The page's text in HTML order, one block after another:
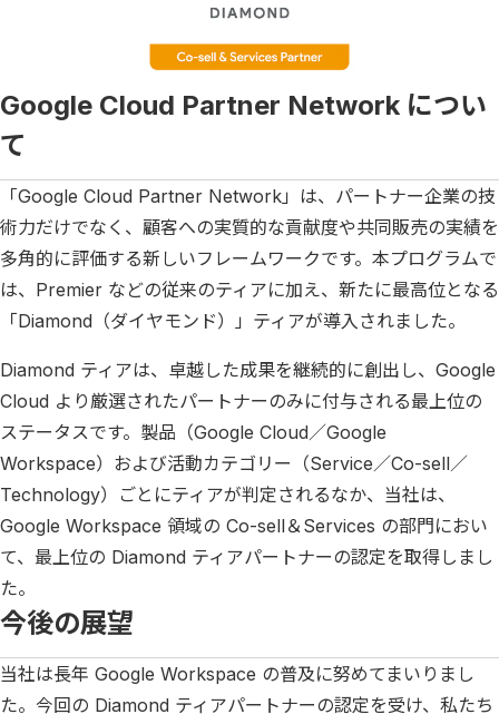
Google Cloud Partner Network につい
て
「Google Cloud Partner Network」は、パートナー企業の技
術力だけでなく、顧客への実質的な貢献度や共同販売の実績を
多角的に評価する新しいフレームワークです。本プログラムで
は、Premier などの従来のティアに加え、新たに最高位となる
「Diamond（ダイヤモンド）」ティアが導入されました。
Diamond ティアは、卓越した成果を継続的に創出し、Google
Cloud より厳選されたパートナーのみに付与される最上位の
ステータスです。製品（Google Cloud／Google
Workspace）および活動カテゴリー（Service／Co-sell／
Technology）ごとにティアが判定されるなか、当社は、
Google Workspace 領域の Co-sell＆Services の部門におい
て、最上位の Diamond ティアパートナーの認定を取得しまし
た。
今後の展望
当社は長年 Google Workspace の普及に努めてまいりまし
た。今回の Diamond ティアパートナーの認定を受け、私たち